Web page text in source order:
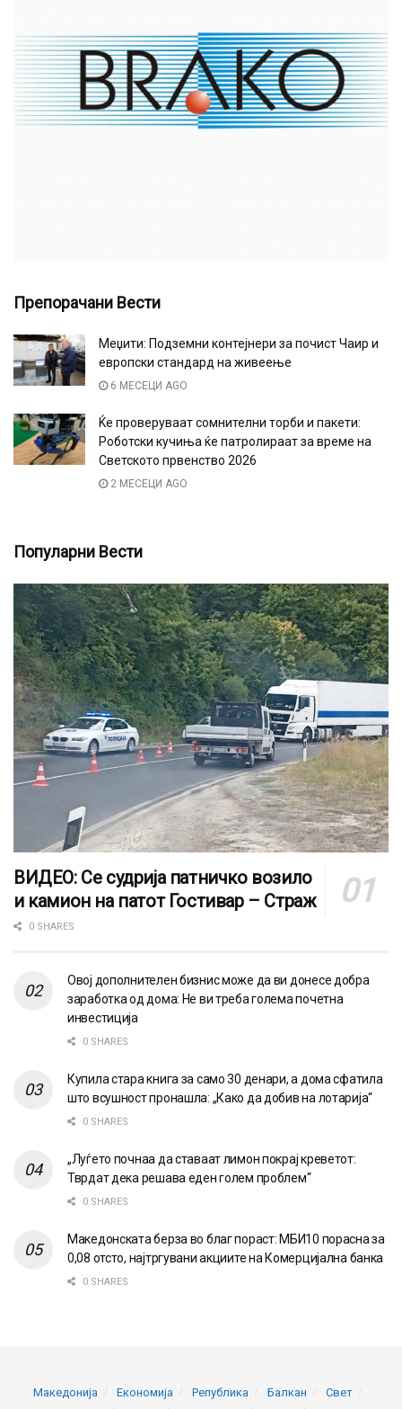
Препорачани Вести
Меџити: Подземни контејнери за почист Чаир и
европски стандард на живеење
6 МЕСЕЦИ AGO
Ќе проверуваат сомнителни торби и пакети:
Роботски кучиња ќе патролираат за време на
Светското првенство 2026
2 МЕСЕЦИ AGO
Популарни Вести
ВИДЕО: Се судрија патничко возило
и камион на патот Гостивар – Страж
0 SHARES
Овој дополнителен бизнис може да ви донесе добра
заработка од дома: Не ви треба голема почетна
инвестиција
0 SHARES
Купила стара книга за само 30 денари, а дома сфатила
што всушност пронашла: „Како да добив на лотарија“
0 SHARES
„Луѓето почнаа да ставаат лимон покрај креветот:
Тврдат дека решава еден голем проблем“
0 SHARES
Македонската берза во благ пораст: МБИ10 порасна за
0,08 отсто, најтргувани акциите на Комерцијална банка
0 SHARES
Македонија Економија Република Балкан
Свет